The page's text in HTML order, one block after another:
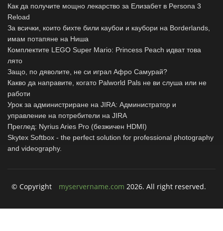
Как да получите мощно лекарство за Елизабет в Persona 3
Reload
За всички, които бихте били каубои и каубори на Borderlands,
имам потапяне на Ниша
Комплектите LEGO Super Mario: Princess Peach идват това
лято
Защо, по дяволите, не си играл Афро Самурай?
Какво да направите, когато Palworld Pals не ви слуша или не
работи
Урок за администриране на JIRA: Администратор и
управление на потребители на JIRA
Преглед: Nyrius Aries Pro (безжичен HDMI)
Skytex Softbox - the perfect solution for professional photography
and videography.
© Copyright myservername.com 2026. All right reserved.